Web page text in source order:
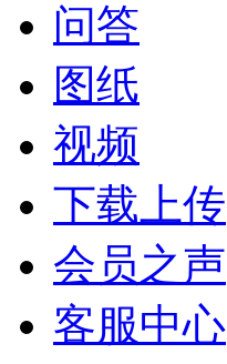
问答
图纸
视频
下载上传
会员之声
客服中心